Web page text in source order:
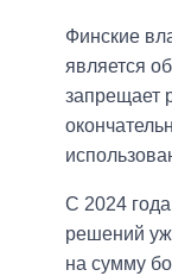
Финские
является
запрещает
С 2024
решений
на сумму